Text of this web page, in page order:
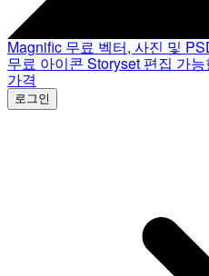
Magnific 무료 벡터, 사진 및
무료 아이콘 Storyset 편집 가
가격
로그인